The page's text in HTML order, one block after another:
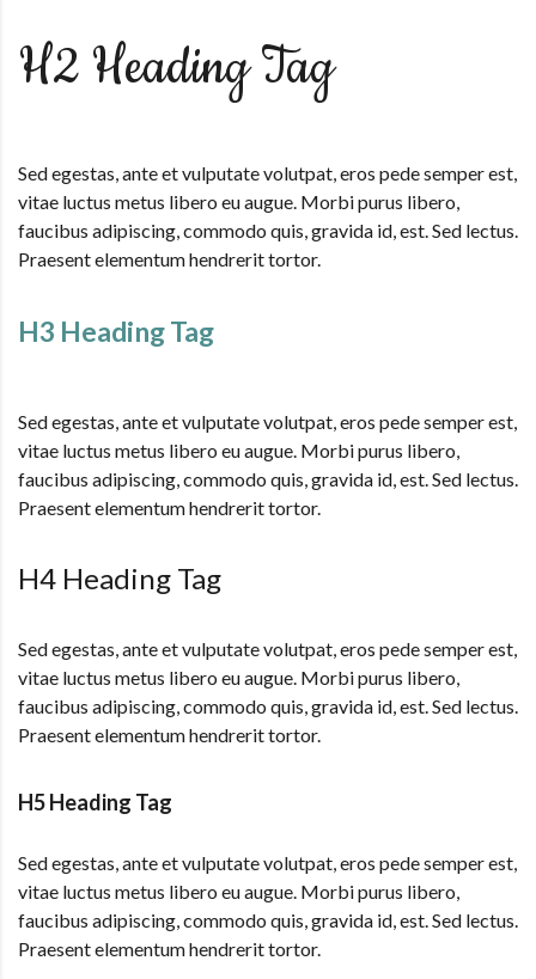
H2 Heading Tag
Sed egestas, ante et vulputate volutpat, eros pede semper est,
vitae luctus metus libero eu augue. Morbi purus libero,
faucibus adipiscing, commodo quis, gravida id, est. Sed lectus.
Praesent elementum hendrerit tortor.
H3 Heading Tag
Sed egestas, ante et vulputate volutpat, eros pede semper est,
vitae luctus metus libero eu augue. Morbi purus libero,
faucibus adipiscing, commodo quis, gravida id, est. Sed lectus.
Praesent elementum hendrerit tortor.
H4 Heading Tag
Sed egestas, ante et vulputate volutpat, eros pede semper est,
vitae luctus metus libero eu augue. Morbi purus libero,
faucibus adipiscing, commodo quis, gravida id, est. Sed lectus.
Praesent elementum hendrerit tortor.
H5 Heading Tag
Sed egestas, ante et vulputate volutpat, eros pede semper est,
vitae luctus metus libero eu augue. Morbi purus libero,
faucibus adipiscing, commodo quis, gravida id, est. Sed lectus.
Praesent elementum hendrerit tortor.